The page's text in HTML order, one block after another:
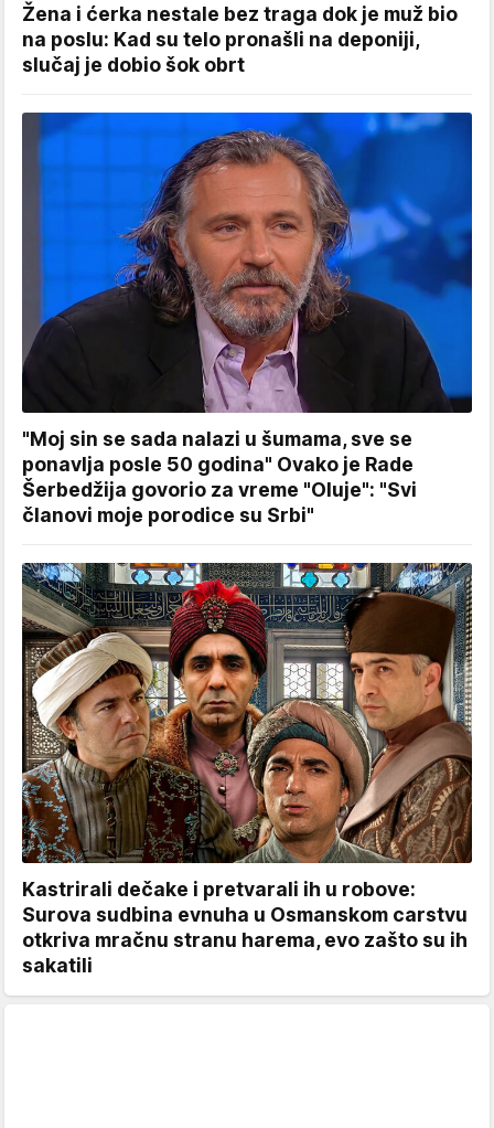
Žena i ćerka nestale bez traga dok je muž bio
na poslu: Kad su telo pronašli na deponiji,
slučaj je dobio šok obrt
"Moj sin se sada nalazi u šumama, sve se
ponavlja posle 50 godina" Ovako je Rade
Šerbedžija govorio za vreme "Oluje": "Svi
članovi moje porodice su Srbi"
Kastrirali dečake i pretvarali ih u robove:
Surova sudbina evnuha u Osmanskom carstvu
otkriva mračnu stranu harema, evo zašto su ih
sakatili